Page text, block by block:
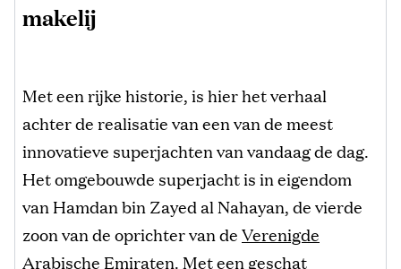
makelij
Met een rijke historie, is hier het verhaal
achter de realisatie van een van de meest
innovatieve superjachten van vandaag de dag.
Het omgebouwde superjacht is in eigendom
van Hamdan bin Zayed al Nahayan, de vierde
zoon van de oprichter van deVerenigde
Arabische Emiraten. Met een geschat